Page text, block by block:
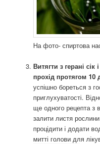
На фото- спиртова
Витягти з герані
прохід протягом 10
успішно бореться з
приглухуватості.
ще одного рецепта з
залити листя
процідити і додати
митті голови для